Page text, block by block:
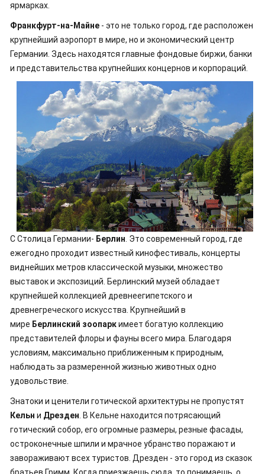
ярмарках.
Франкфурт-на-Майне - это не только город, где расположен
крупнейший аэропорт в мире, но и экономический центр
Германии. Здесь находятся главные фондовые биржи, банки
и представительства крупнейших концернов и корпораций.
С Столица Германии- Берлин . Это современный город, где
ежегодно проходит известный кинофестиваль, концерты
виднейших метров классической музыки, множество
выставок и экспозиций. Берлинский музей обладает
крупнейшей коллекцией древнеегипетского и
древнегреческого искусства. Крупнейший в
мире Берлинский зоопаркимеет богатую коллекцию
представителей флоры и фауны всего мира. Благодаря
условиям, максимально приближенным к природным,
наблюдать за размеренной жизнью животных одно
удовольствие.
Знатоки и ценители готической архитектуры не пропустят
Кельн и Дрезден . В Кельне находится потрясающий
готический собор, его огромные размеры, резные фасады,
остроконечные шпили и мрачное убранство поражают и
завораживают всех туристов. Дрезден - это город из сказок